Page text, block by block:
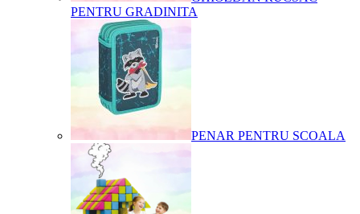
PENTRU GRADINITA
PENAR PENTRU SCOALA